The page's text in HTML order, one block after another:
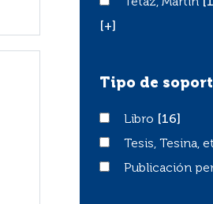
[+]
Tipo de
LibroLibro
[16]
Tesis, Tesina, etc.
Tesis, Tesina,
Publicación
Publicación